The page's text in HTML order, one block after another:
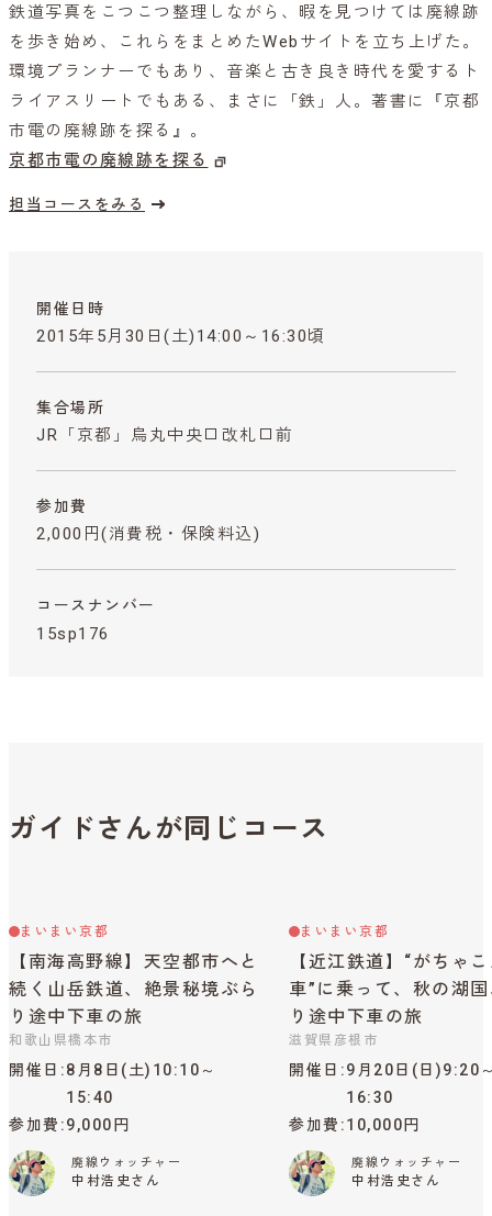
鉄道写真をこつこつ整理しながら、暇を見つけては廃線跡
を歩き始め、これらをまとめたWebサイトを立ち上げた。
環境プランナーでもあり、音楽と古き良き時代を愛するト
ライアスリートでもある、まさに「鉄」人。著書に『京都
市電の廃線跡を探る』。
京都市電の廃線跡を探る
担当コースをみる
開催日時
2015年5月30日(土)14:00～16:30頃
集合場所
JR「京都」烏丸中央口改札口前
参加費
2,000円 (消費税・保険料込)
コースナンバー
15sp176
ガイドさんが同じコース
まいまい京都
【南海高野線】天空都市へと
続く山岳鉄道、絶景秘境ぶら
り途中下車の旅
和歌山県橋本市
開催日
8月8日(土)10:10～
15:40
参加費 9,000円
廃線ウォッチャー
中村浩史さん
まいまい京都
【近江鉄道】“がちゃ
車”に乗って、秋の湖
り途中下車の旅
滋賀県彦根市
開催日
9月20日(日)9:20
16:30
参加費 10,000円
廃線ウォッチャー
中村浩史さん